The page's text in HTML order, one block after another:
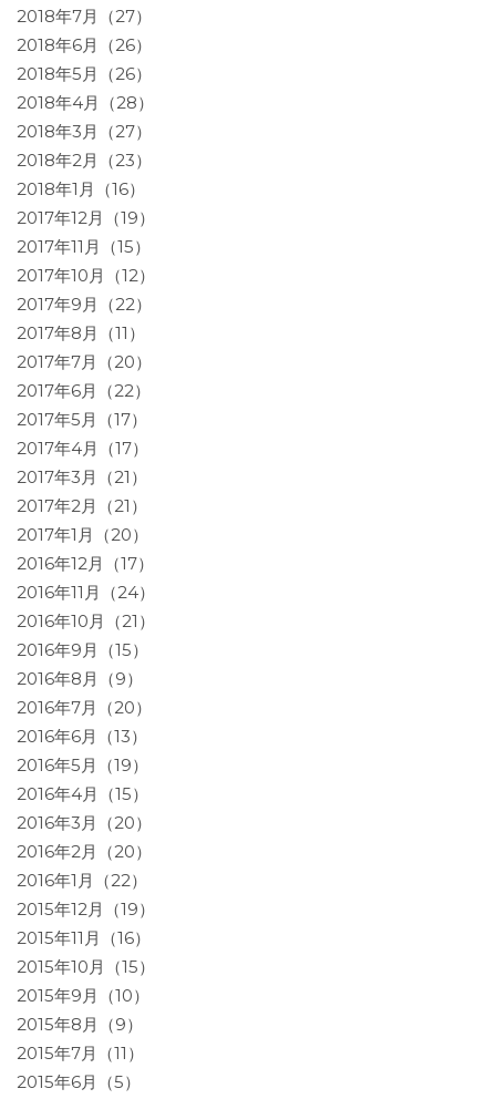
2018年7月（27）
2018年6月（26）
2018年5月（26）
2018年4月（28）
2018年3月（27）
2018年2月（23）
2018年1月（16）
2017年12月（19）
2017年11月（15）
2017年10月（12）
2017年9月（22）
2017年8月（11）
2017年7月（20）
2017年6月（22）
2017年5月（17）
2017年4月（17）
2017年3月（21）
2017年2月（21）
2017年1月（20）
2016年12月（17）
2016年11月（24）
2016年10月（21）
2016年9月（15）
2016年8月（9）
2016年7月（20）
2016年6月（13）
2016年5月（19）
2016年4月（15）
2016年3月（20）
2016年2月（20）
2016年1月（22）
2015年12月（19）
2015年11月（16）
2015年10月（15）
2015年9月（10）
2015年8月（9）
2015年7月（11）
2015年6月（5）